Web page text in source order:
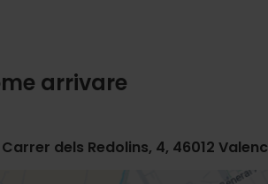
arrivare
Carrer dels Redolins, 4, 46012